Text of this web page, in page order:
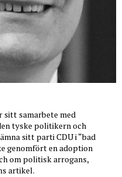
sitt samarbete med
tyske politikern och
sitt parti CDU i “bad
genomfört en adoption
om politisk arrogans,
artikel.